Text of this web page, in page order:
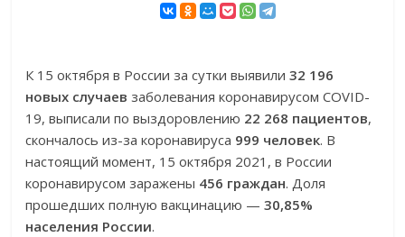
К 15 октября в России за сутки выявили32 196
новых случаев заболевания коронавирусом COVID-
19, выписали по выздоровлению 22 268 пациентов,
скончалось из-за коронавируса 999 человек. В
настоящий момент, 15 октября 2021, в России
коронавирусом заражены 456 граждан. Доля
прошедших полную вакцинацию —30,85%
населения России.